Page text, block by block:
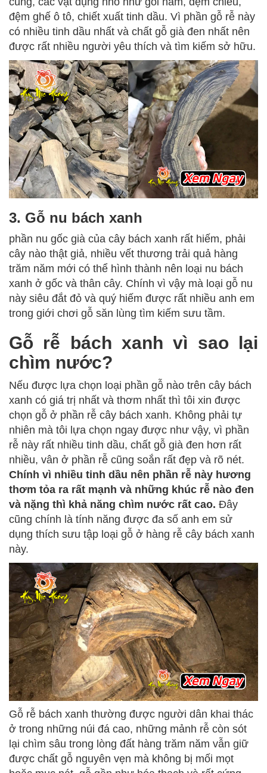
đệm ghế ô tô, chiết xuất tinh dầu. Vì phần gỗ rễ này
có nhiều tinh dầu nhất và chất gỗ già đen nhất nên
được rất nhiều người yêu thích và tìm kiếm sở hữu.
3. Gỗ nu bách xanh
phần nu gốc già của cây bách xanh rất hiếm, phải
cây nào thật giả, nhiều vết thương trải quả hàng
trăm năm mới có thể hình thành nên loại nu bách
xanh ở gốc và thân cây. Chính vì vậy mà loại gỗ nu
này siêu đắt đỏ và quý hiếm được rất nhiều anh em
trong giới chơi gỗ săn lùng tìm kiếm sưu tầm.
Gỗ rễ bách xanh vì sao lại
chìm nước?
Nếu được lựa chọn loại phần gỗ nào trên cây bách
xanh có giá trị nhất và thơm nhất thì tôi xin được
chọn gỗ ở phần rễ cây bách xanh. Không phải tự
nhiên mà tôi lựa chọn ngay được như vậy, vì phần
rễ này rất nhiều tinh dầu, chất gỗ già đen hơn rất
nhiều, vân ở phần rễ cũng soắn rất đẹp và rõ nét.
Chính vì nhiều tinh dầu nên phần rễ này hương
thơm tỏa ra rất mạnh và những khúc rễ nào đen
và nặng thì khả năng chìm nước rất cao. Đây
cũng chính là tính năng được đa số anh em sử
dụng thích sưu tập loại gỗ ở hàng rễ cây bách xanh
này.
Gỗ rễ bách xanh thường được người dân khai thác
ở trong những núi đá cao, những mảnh rễ còn sót
lại chìm sâu trong lòng đất hàng trăm năm vẫn giữ
được chất gỗ nguyên vẹn mà không bị mối mọt